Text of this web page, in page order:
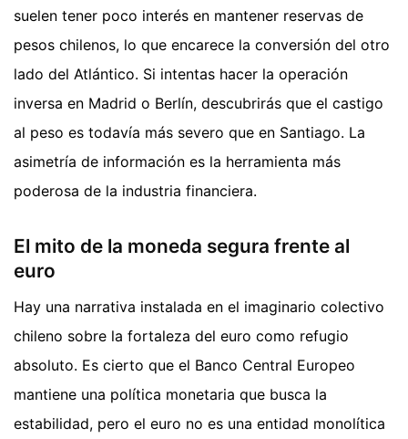
suelen tener poco interés en mantener reservas de
pesos chilenos, lo que encarece la conversión del otro
lado del Atlántico. Si intentas hacer la operación
inversa en Madrid o Berlín, descubrirás que el castigo
al peso es todavía más severo que en Santiago. La
asimetría de información es la herramienta más
poderosa de la industria financiera.
El mito de la moneda segura frente al
euro
Hay una narrativa instalada en el imaginario colectivo
chileno sobre la fortaleza del euro como refugio
absoluto. Es cierto que el Banco Central Europeo
mantiene una política monetaria que busca la
estabilidad, pero el euro no es una entidad monolítica